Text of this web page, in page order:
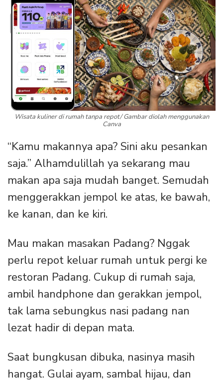
Wisata kuliner di rumah tanpa repot/ Gambar diolah menggunakan
Canva
“Kamu makannya apa? Sini aku pesankan
saja.” Alhamdulillah ya sekarang mau
makan apa saja mudah banget. Semudah
menggerakkan jempol ke atas, ke bawah,
ke kanan, dan ke kiri.
Mau makan masakan Padang? Nggak
perlu repot keluar rumah untuk pergi ke
restoran Padang. Cukup di rumah saja,
ambil handphone dan gerakkan jempol,
tak lama sebungkus nasi padang nan
lezat hadir di depan mata.
Saat bungkusan dibuka, nasinya masih
hangat. Gulai ayam, sambal hijau, dan